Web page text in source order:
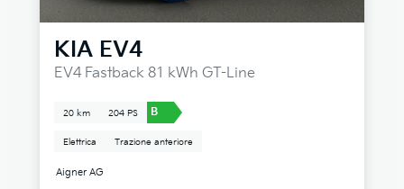
KIA EV4
EV4 Fastback 81 kWh GT-Line
20 km 204 PS B
Elettrica Trazione anteriore
Aigner AG